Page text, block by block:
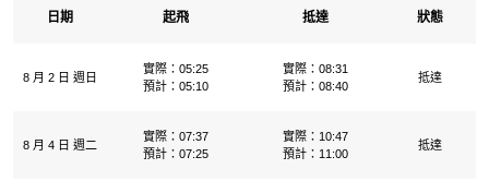
日期 起飛 抵達 狀態
8 月 2 日 週日
實際：05:25
預計：05:10
實際：08:31
預計：08:40
抵達
8 月 4 日 週二
實際：07:37
預計：07:25
實際：10:47
預計：11:00
抵達